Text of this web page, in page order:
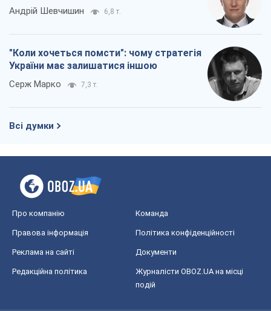
Андрій Шевчишин 6,8 т.
"Коли хочеться помсти": чому стратегія
України має залишатися іншою
Серж Марко 7,3 т.
Всі думки
Про компанію Команда
Правова інформація Політика конфіденційності
Реклама на сайті Документи
Редакційна політика
Журналісти OBOZ.UA на місці
подій